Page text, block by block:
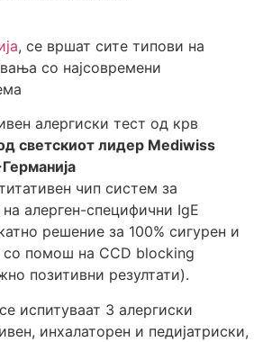
, се вршат сите типови на
со најсовремени
алергиски тест од крв
светскиот лидер Mediwiss
чип систем за
алерген-специфични IgE
решение за 100% сигурен и
со помош на CCD blocking
позитивни резултати).
испитуваат 3 алергиски
инхалаторен и педијатриски,